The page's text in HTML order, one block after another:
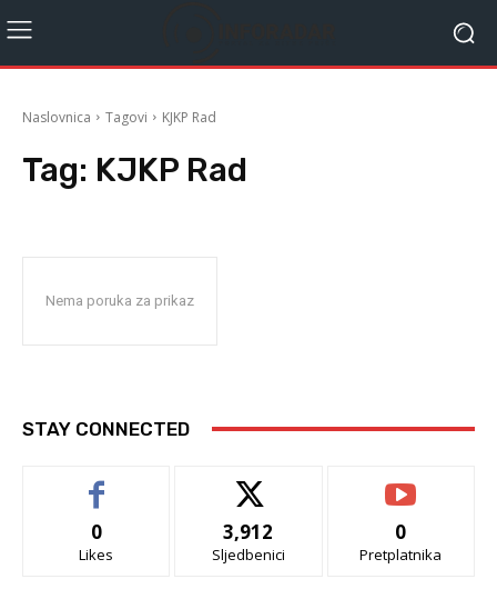
Naslovnica Tagovi KJKP Rad
Tag: KJKP Rad
Nema poruka za prikaz
STAY CONNECTED
0
Likes
3,912
Sljedbenici
0
Pretplatnika